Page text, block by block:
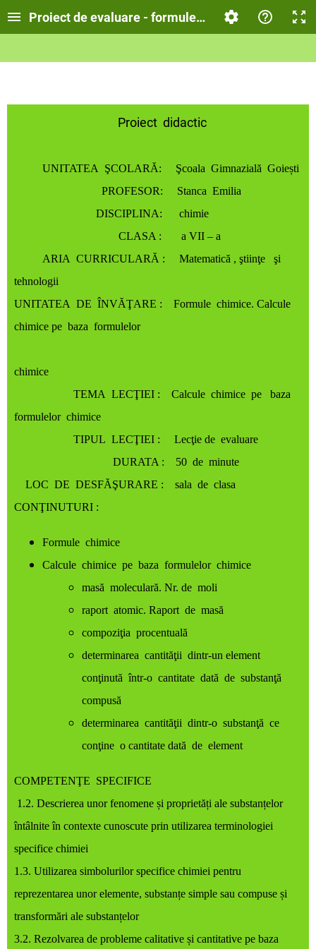
Proiect de evaluare - formule chimice
Proiect didactic
UNITATEA ŞCOLARĂ: Şcoala Gimnazială Goiești
PROFESOR: Stanca Emilia
DISCIPLINA: chimie
CLASA : a VII – a
ARIA CURRICULARĂ : Matematică , ştiinţe şi
tehnologii
UNITATEA DE ÎNVĂŢARE :
Formule chimice. Calcule
chimice pe baza formulelor
chimice
TEMA LECŢIEI : Calcule chimice pe baza
formulelor chimice
TIPUL LECŢIEI : Lecţie de evaluare
DURATA : 50 de minute
LOC DE DESFĂŞURARE : sala de clasa
CONŢINUTURI :
Formule chimice
Calcule chimice pe baza formulelor chimice
masă moleculară. Nr. de moli
raport atomic. Raport de masă
compoziţia procentuală
determinarea cantităţii dintr-un element
conţinută într-o cantitate dată de substanţă
compusă
determinarea cantităţii dintr-o substanţă ce
conţine o cantitate dată de element
COMPETENŢE SPECIFICE
1.2. Descrierea unor fenomene și proprietăți ale substanțelor
întâlnite în contexte cunoscute prin utilizarea terminologiei
specifice chimiei
1.3. Utilizarea simbolurilor specifice chimiei pentru
reprezentarea unor elemente, substanțe simple sau compuse și
transformări ale substanțelor
3.2. Rezolvarea de probleme calitative și cantitative pe baza